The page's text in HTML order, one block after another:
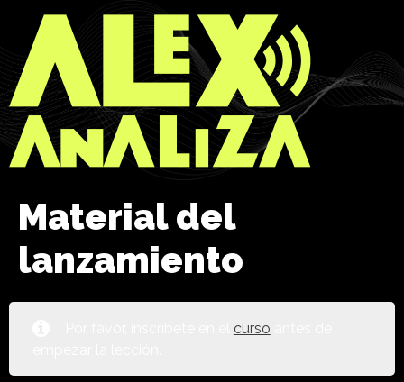
Material del
lanzamiento
curso